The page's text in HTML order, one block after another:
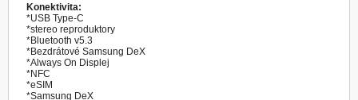
Konektivita:
*USB Type-C
*stereo reproduktory
*Bluetooth v5.3
*Bezdrátové Samsung DeX
*Always On Displej
*NFC
*eSIM
*Samsung DeX